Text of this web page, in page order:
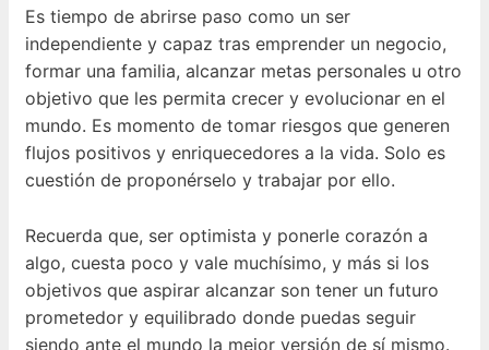
Es tiempo de abrirse paso como un ser
independiente y capaz tras emprender un negocio,
formar una familia, alcanzar metas personales u otro
objetivo que les permita crecer y evolucionar en el
mundo. Es momento de tomar riesgos que generen
flujos positivos y enriquecedores a la vida. Solo es
cuestión de proponérselo y trabajar por ello.
Recuerda que, ser optimista y ponerle corazón a
algo, cuesta poco y vale muchísimo, y más si los
objetivos que aspirar alcanzar son tener un futuro
prometedor y equilibrado donde puedas seguir
siendo ante el mundo la mejor versión de sí mismo.